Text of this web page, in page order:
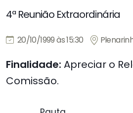
4ª Reunião Extraordinária
20/10/1999 às 15:30
Finalidade: Apreciar o
Comissão.